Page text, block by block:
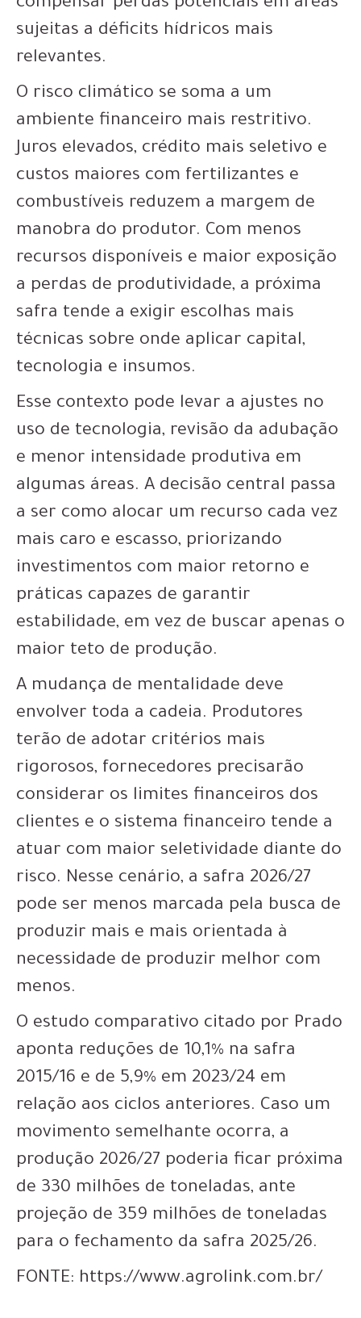
compensar perdas potenciais em áreas
sujeitas a déficits hídricos mais
relevantes.
O risco climático se soma a um
ambiente financeiro mais restritivo.
Juros elevados, crédito mais seletivo e
custos maiores com fertilizantes e
combustíveis reduzem a margem de
manobra do produtor. Com menos
recursos disponíveis e maior exposição
a perdas de produtividade, a próxima
safra tende a exigir escolhas mais
técnicas sobre onde aplicar capital,
tecnologia e insumos.
Esse contexto pode levar a ajustes no
uso de tecnologia, revisão da adubação
e menor intensidade produtiva em
algumas áreas. A decisão central passa
a ser como alocar um recurso cada vez
mais caro e escasso, priorizando
investimentos com maior retorno e
práticas capazes de garantir
estabilidade, em vez de buscar apenas o
maior teto de produção.
A mudança de mentalidade deve
envolver toda a cadeia. Produtores
terão de adotar critérios mais
rigorosos, fornecedores precisarão
considerar os limites financeiros dos
clientes e o sistema financeiro tende a
atuar com maior seletividade diante do
risco. Nesse cenário, a safra 2026/27
pode ser menos marcada pela busca de
produzir mais e mais orientada à
necessidade de produzir melhor com
menos.
O estudo comparativo citado por Prado
aponta reduções de 10,1% na safra
2015/16 e de 5,9% em 2023/24 em
relação aos ciclos anteriores. Caso um
movimento semelhante ocorra, a
produção 2026/27 poderia ficar próxima
de 330 milhões de toneladas, ante
projeção de 359 milhões de toneladas
para o fechamento da safra 2025/26.
FONTE: https://www.agrolink.com.br/